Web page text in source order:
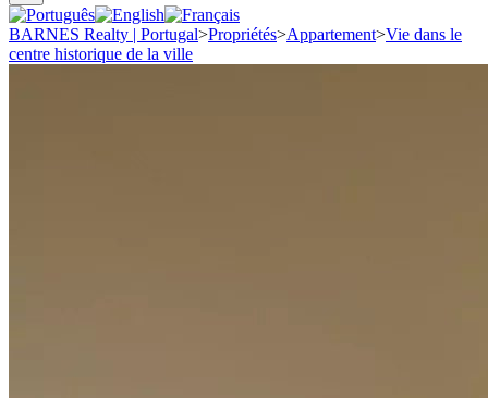
BARNES Realty | Portugal>Propriétés>Appartement>Vie dans le
centre historique de la ville